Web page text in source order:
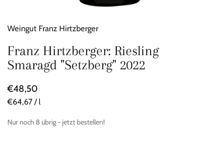
Weingut Franz Hirtzberger
Franz Hirtzberger: Riesling
Smaragd "Setzberg" 2022
€48,50
€64,67 / l
Nur noch 8 übrig - jetzt bestellen!